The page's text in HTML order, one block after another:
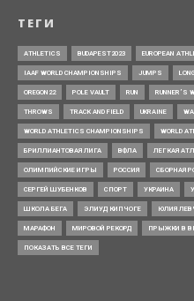
ТЕГИ
ATHLETICS BUDAPEST2023 EUROPEAN
IAAF WORLD CHAMPIONSHIPS JUMPS
OREGON22 POLE VAULT RUN RUNNER’S
THROWS TRACK AND FIELD UKRAINE
WORLD ATHLETICS CHAMPIONSHIPS WORLD
БРИЛЛИАНТОВАЯ ЛИГА ВФЛА ЛЕГКАЯ
ОЛИМПИЙСКИЕ ИГРЫ РОССИЯ СБОРНАЯ
СЕРГЕЙ ШУБЕНКОВ СПОРТ УКРАИНА
ШКОЛА БЕГА ЭЛИУД КИПЧОГЕ ЮЛИЯ
МАРАФОН МИРОВОЙ РЕКОРД ПРЫЖКИ В
ПОКАЗАТЬ ВСЕ ТЕГИ